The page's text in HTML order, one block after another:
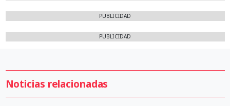
PUBLICIDAD
PUBLICIDAD
Noticias relacionadas